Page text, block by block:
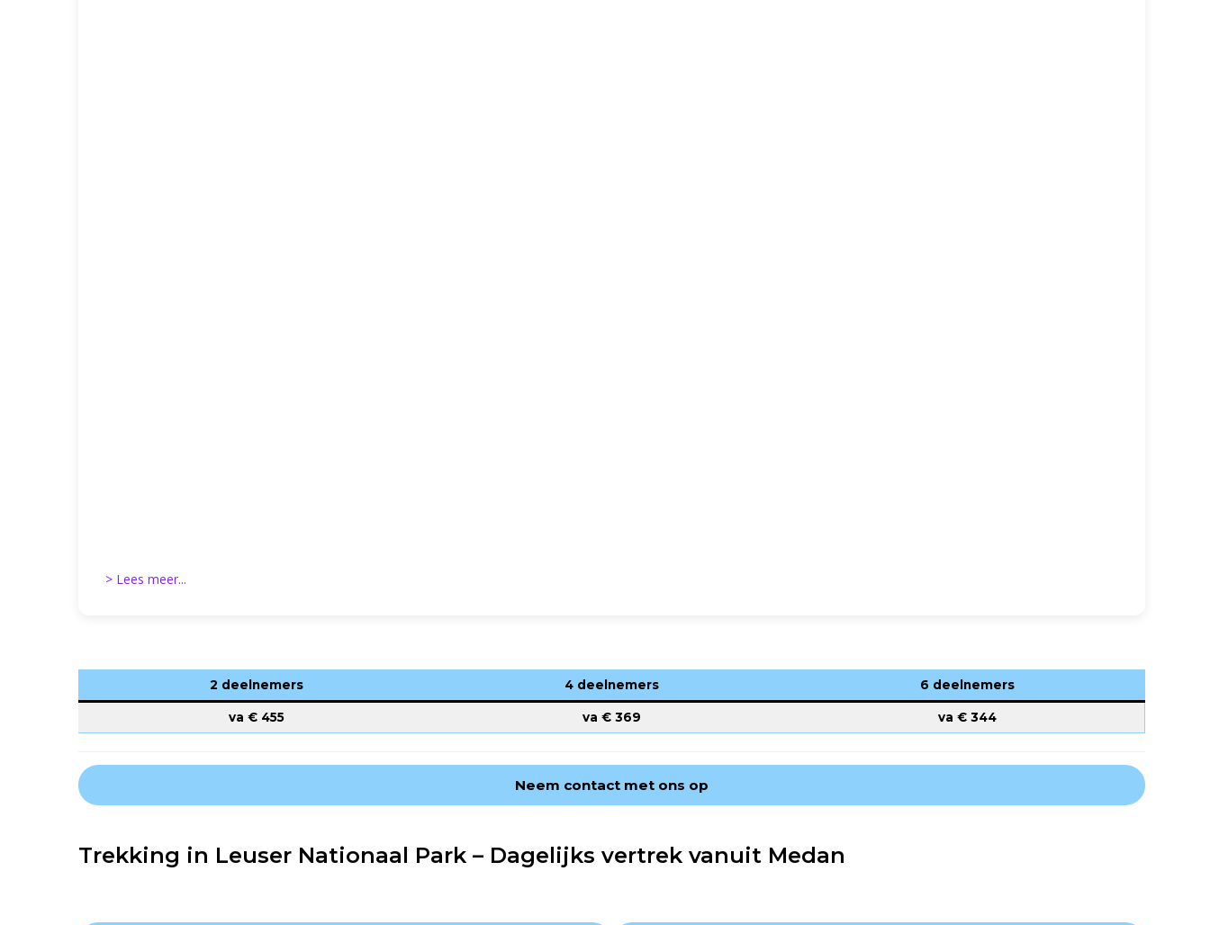
> Lees meer...
2 deelnemers 4 deelnemers 6 deelnemers
va € 455 va € 369 va € 344
Neem contact met ons op
Trekking in Leuser Nationaal Park – Dagelijks vertrek vanuit Medan